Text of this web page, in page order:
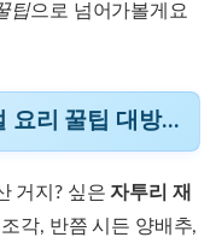
팁으로 넘어가볼게요
🍚 남은 재료 재활용! 냉털 요리 꿀팁 대방출
거지? 싶은자투리 재
각, 반쯤 시든 양배추,